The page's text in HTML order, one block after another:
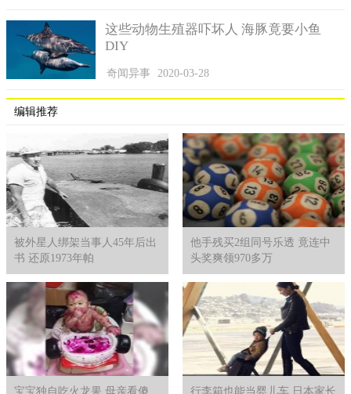
突袭林场及铁道部？这里面还是有很多的谜团。后来有些人认为
不会是真龙在搞怪吧？说实在的，过去了这么久，也是没有办法
再去探究了，当时没造成人员的伤亡已经是万幸了。
这些动物生殖器吓坏人 海豚竟要小鱼
DIY
奇闻异事 2020-03-28
编辑推荐
被外星人绑架当事人45年后出
书 还原1973年帕
他手残买2组同号乐透 竟连中
头奖爽领970多万
宝宝独自吃火龙果 母亲看傻 行李箱也能当婴儿车 日本家长